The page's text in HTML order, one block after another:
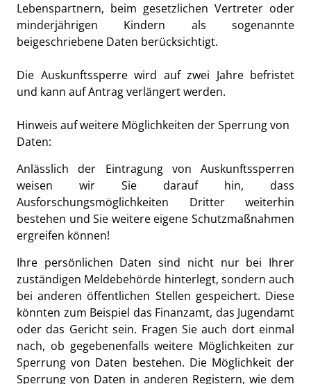
Lebenspartnern, beim gesetzlichen Vertreter oder
minderjährigen Kindern als sogenannte
beigeschriebene Daten berücksichtigt.
Die Auskunftssperre wird auf zwei Jahre befristet
und kann auf Antrag verlängert werden.
Hinweis auf weitere Möglichkeiten der Sperrung von
Daten:
Anlässlich der Eintragung von Auskunftssperren
weisen wir Sie darauf hin, dass
Ausforschungsmöglichkeiten Dritter weiterhin
bestehen und Sie weitere eigene Schutzmaßnahmen
ergreifen können!
Ihre persönlichen Daten sind nicht nur bei Ihrer
zuständigen Meldebehörde hinterlegt, sondern auch
bei anderen öffentlichen Stellen gespeichert. Diese
könnten zum Beispiel das Finanzamt, das Jugendamt
oder das Gericht sein. Fragen Sie auch dort einmal
nach, ob gegebenenfalls weitere Möglichkeiten zur
Sperrung von Daten bestehen. Die Möglichkeit der
Sperrung von Daten in anderen Registern, wie dem